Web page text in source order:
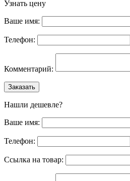
Узнать цену
Ваше имя:
Телефон:
Комментарий:
Заказать
Нашли дешевле?
Ваше имя:
Телефон:
Ссылка на товар: